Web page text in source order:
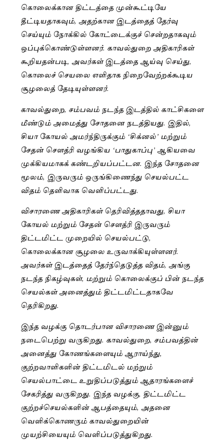
கொலைக்கான திட்டத்தை முன்கூட்டியே
தீட்டியதாகவும், அதற்கான இடத்தைத் தேர்வு
செய்யும் நோக்கில் கோட்டைக்குச் சென்றதாகவும்
ஒப்புக்கொண்டுள்ளனர். காவல்துறை அதிகாரிகள்
கூறியதன்படி, அவர்கள் இடத்தை ஆய்வு செய்து,
கொலைச் செயலை எளிதாக நிறைவேற்றக்கூடிய
சூழலைத் தேடியுள்ளனர்.
காவல்துறை, சம்பவம் நடந்த இடத்தில் காட்சிகளை
மீண்டும் அமைத்து சோதனை நடத்தியது. இதில்,
சியா கோயல் அமர்ந்திருக்கும் ‘சிக்னல்’ மற்றும்
சேதன் சௌத்ரி வழங்கிய ‘பாதுகாப்பு’ ஆகியவை
முக்கியமாகக் கண்டறியப்பட்டன. இந்த சோதனை
மூலம், இருவரும் ஒருங்கிணைந்து செயல்பட்ட
விதம் தெளிவாக வெளிப்பட்டது.
விசாரணை அதிகாரிகள் தெரிவித்ததாவது, சியா
கோயல் மற்றும் சேதன் சௌத்ரி இருவரும்
திட்டமிட்ட முறையில் செயல்பட்டு,
கொலைக்கான சூழலை உருவாக்கியுள்ளனர்.
அவர்கள் இடத்தைத் தேர்ந்தெடுத்த விதம், அங்கு
நடந்த நிகழ்வுகள், மற்றும் கொலைக்குப் பின் நடந்த
செயல்கள் அனைத்தும் திட்டமிட்டதாகவே
தெரிகிறது.
இந்த வழக்கு தொடர்பான விசாரணை இன்னும்
நடைபெற்று வருகிறது. காவல்துறை, சம்பவத்தின்
அனைத்து கோணங்களையும் ஆராய்ந்து,
குற்றவாளிகளின் திட்டமிடல் மற்றும்
செயல்பாட்டை உறுதிப்படுத்தும் ஆதாரங்களைச்
சேகரித்து வருகிறது. இந்த வழக்கு, திட்டமிட்ட
குற்றச்செயல்களின் ஆபத்தையும், அதனை
வெளிக்கொணரும் காவல்துறையின்
முயற்சியையும் வெளிப்படுத்துகிறது.